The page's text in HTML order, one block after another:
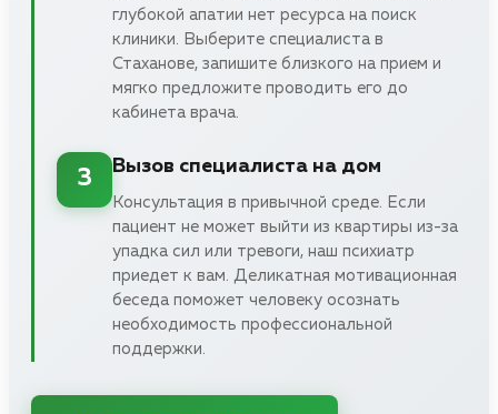
глубокой апатии нет ресурса на поиск
клиники. Выберите специалиста в
Стаханове, запишите близкого на прием и
мягко предложите проводить его до
кабинета врача.
3
Вызов специалиста на дом
Консультация в привычной среде. Если
пациент не может выйти из квартиры из-за
упадка сил или тревоги, наш психиатр
приедет к вам. Деликатная мотивационная
беседа поможет человеку осознать
необходимость профессиональной
поддержки.